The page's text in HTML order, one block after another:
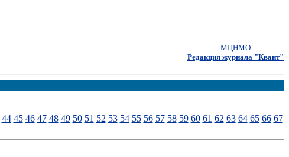
МЦНМО
Редакция журнала "Квант"
44 45 46 47 48 49 50 51 52 53 54 55 56 57 58 59 60 61 62 63 64 65 66 67